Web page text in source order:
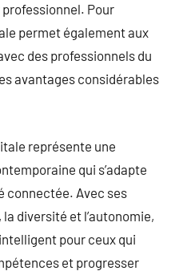
Pour
permet également aux
des professionnels du
avantages considérables
représente une
qui s’adapte
connectée. Avec ses
diversité et l’autonomie,
pour ceux qui
et progresser